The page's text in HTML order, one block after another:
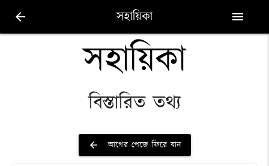
arrow_back সহায়িকা menu
সহায়িকা
বিস্তারিত তথ্য
arrow_back আগের পেজে ফিরে যান